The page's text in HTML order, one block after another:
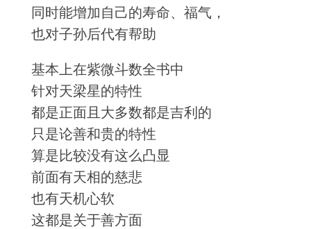
同时能增加自己的寿命、福气，
也对子孙后代有帮助
基本上在紫微斗数全书中
针对天梁星的特性
都是正面且大多数都是吉利的
只是论善和贵的特性
算是比较没有这么凸显
前面有天相的慈悲
也有天机心软
这都是关于善方面